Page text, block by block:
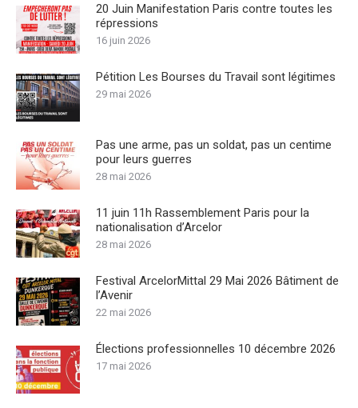
20 Juin Manifestation Paris contre toutes les
répressions
16 juin 2026
Pétition Les Bourses du Travail sont légitimes
29 mai 2026
Pas une arme, pas un soldat, pas un centime
pour leurs guerres
28 mai 2026
11 juin 11h Rassemblement Paris pour la
nationalisation d’Arcelor
28 mai 2026
Festival ArcelorMittal 29 Mai 2026 Bâtiment de
l’Avenir
22 mai 2026
Élections professionnelles 10 décembre 2026
17 mai 2026